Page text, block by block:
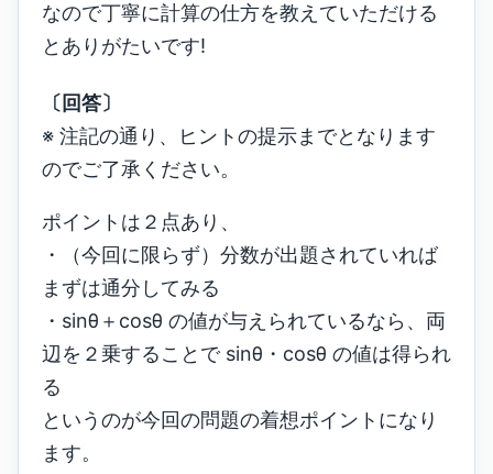
なので丁寧に計算の仕方を教えていただける
とありがたいです!
〔回答〕
※ 注記の通り、ヒントの提示までとなります
のでご了承ください。
ポイントは２点あり、
・（今回に限らず）分数が出題されていれば
まずは通分してみる
・sinθ＋cosθ の値が与えられているなら、両
辺を２乗することで sinθ・cosθ の値は得られ
る
というのが今回の問題の着想ポイントになり
ます。